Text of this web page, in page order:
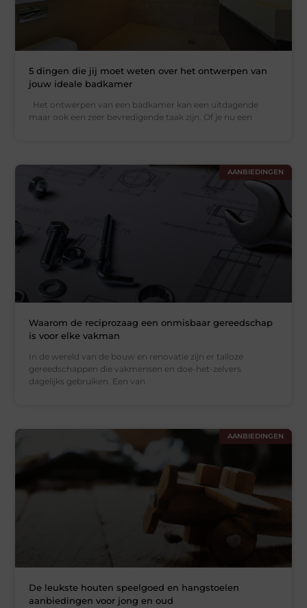
5 dingen die jij moet weten over het ontwerpen van
jouw ideale badkamer
Het ontwerpen van een badkamer kan een uitdagende
maar ook een zeer bevredigende taak zijn. Of je nu een
AANBIEDINGEN
Waarom de reciprozaag een onmisbaar gereedschap
is voor elke vakman
In de wereld van de bouw en renovatie zijn er talloze
gereedschappen die vakmensen en doe-het-zelvers
dagelijks gebruiken. Een van
AANBIEDINGEN
De leukste houten speelgoed en hangstoelen
aanbiedingen voor jong en oud